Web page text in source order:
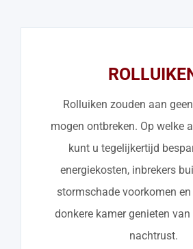
Rolluiken zouden aan
mogen ontbreken. Op welke
kunt u tegelijkertijd
energiekosten, inbrekers
stormschade voorkomen
donkere kamer genieten van
nachtrust.